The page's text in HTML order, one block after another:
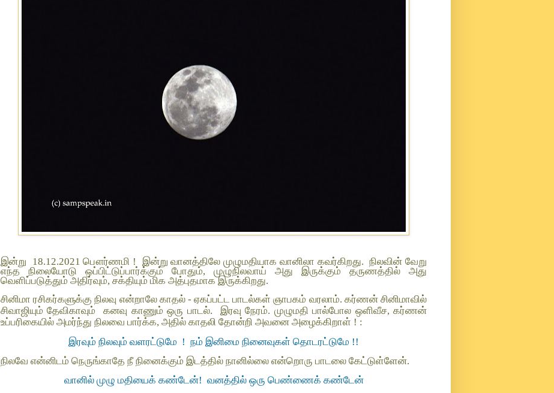
இன்று 18.12.2021 பௌர்ணமி ! இன்று வானத்திலே முழுமதியாக வானிலா கவர்கிறது. நிலவின் வேறு
எந்த நிலையோடு ஒப்பிட்டுப்பார்க்கும் போதும், முழுநிலவாய் அது இருக்கும் தருணத்தில் அது
வெளிப்படுத்தும் அதிர்வும், சக்தியும் மிக அத்புதமாக இருக்கிறது.
சினிமா ரசிகர்களுக்கு நிலவு என்றாலே காதல் - ஏகப்பட்ட பாடல்கள் ஞாபகம் வரலாம். கர்ணன் சினிமாவில்
சிவாஜியும் தேவிகாவும் கனவு காணும் ஒரு பாடல். இரவு நேரம். முழுமதி பால்போல ஒளிவீச, கர்ணன்
உப்பரிகையில் அமர்ந்து நிலவை பார்க்க, அதில் காதலி தோன்றி அவனை அழைக்கிறாள் ! :
இரவும் நிலவும் வளரட்டுமே ! நம் இனிமை நினைவுகள் தொடரட்டுமே !!
நிலவே என்னிடம் நெருங்காதே நீ நினைக்கும் இடத்தில் நானில்லை என்றொரு பாடலை கேட்டுள்ளேன்.
வானில் முழு மதியைக் கண்டேன்! வனத்தில் ஒரு பெண்ணைக் கண்டேன்